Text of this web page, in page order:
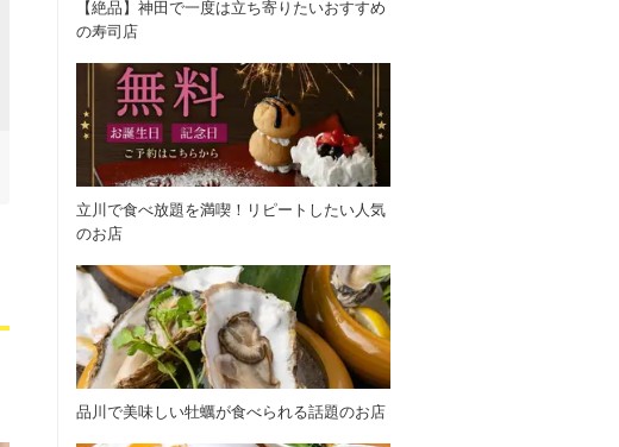
【絶品】神田で一度は立ち寄りたいおすすめ
の寿司店
立川で食べ放題を満喫！リピートしたい人気
のお店
品川で美味しい牡蠣が食べられる話題のお店